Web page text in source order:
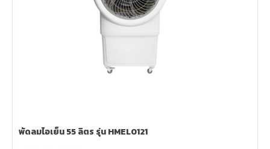
พัดลมไอเย็น 55 ลิตร รุ่น HMEL0121